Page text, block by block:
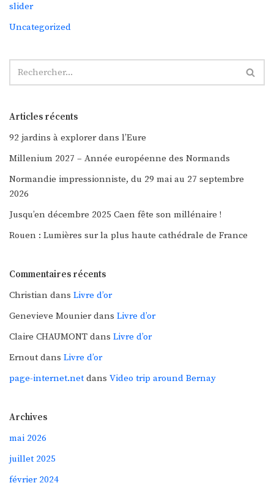
slider
Uncategorized
Articles récents
92 jardins à explorer dans l’Eure
Millenium 2027 – Année européenne des Normands
Normandie impressionniste, du 29 mai au 27 septembre
2026
Jusqu’en décembre 2025 Caen fête son millénaire !
Rouen : Lumières sur la plus haute cathédrale de France
Commentaires récents
Christian dans Livre d’or
Genevieve Mounierdans Livre d’or
Claire CHAUMONT dans Livre d’or
Ernout dans Livre d’or
page-internet.net dans Video trip around Bernay
Archives
mai 2026
juillet 2025
février 2024